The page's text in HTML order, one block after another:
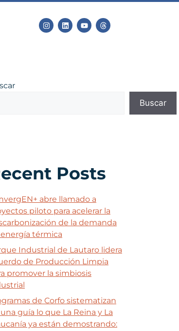
Buscar
Posts
abre llamado a
piloto para acelerar la
de la demanda
térmica
Industrial de Lautaro lidera
de Producción Limpia
promover la simbiosis
de Corfo sistematizan
guía lo que La Reina y La
ya están demostrando: